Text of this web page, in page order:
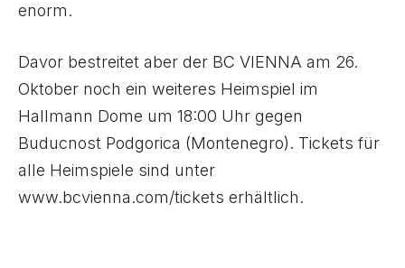
enorm.
Davor bestreitet aber der BC VIENNA am 26.
Oktober noch ein weiteres Heimspiel im
Hallmann Dome um 18:00 Uhr gegen
Buducnost Podgorica (Montenegro). Tickets für
alle Heimspiele sind unter
www.bcvienna.com/tickets erhältlich.